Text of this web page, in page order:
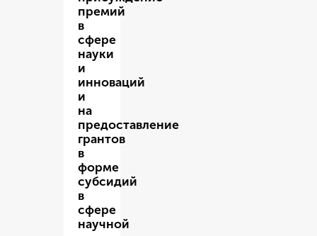
премий
в
сфере
науки
и
инноваций
и
на
предоставление
грантов
в
форме
субсидий
в
сфере
научной